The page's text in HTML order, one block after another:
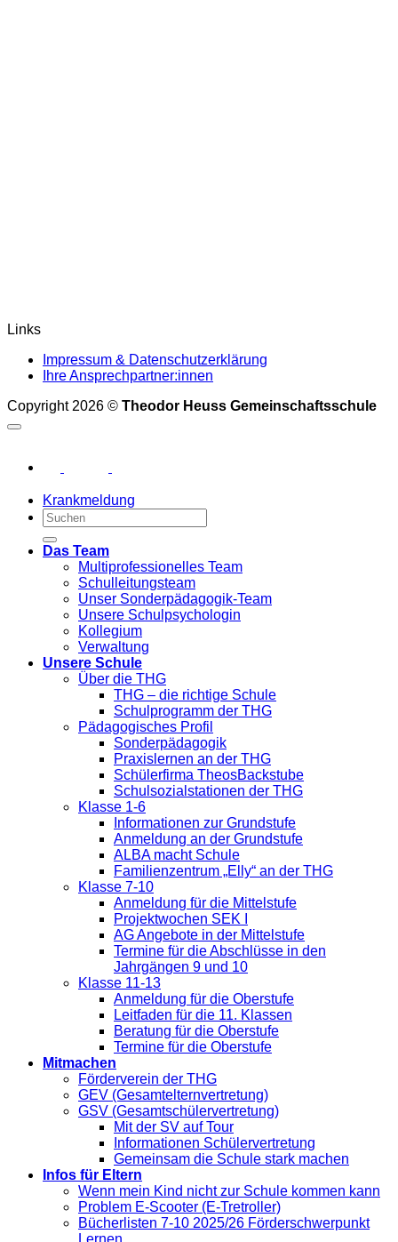
Links
Impressum & Datenschutzerklärung
Ihre Ansprechpartner:innen
Copyright 2026 © Theodor Heuss Gemeinschaftsschule
Krankmeldung
Das Team
Multiprofessionelles Team
Schulleitungsteam
Unser Sonderpädagogik-Team
Unsere Schulpsychologin
Kollegium
Verwaltung
Unsere Schule
Über die THG
THG – die richtige Schule
Schulprogramm der THG
Pädagogisches Profil
Sonderpädagogik
Praxislernen an der THG
Schülerfirma TheosBackstube
Schulsozialstationen der THG
Klasse 1-6
Informationen zur Grundstufe
Anmeldung an der Grundstufe
ALBA macht Schule
Familienzentrum „Elly“ an der THG
Klasse 7-10
Anmeldung für die Mittelstufe
Projektwochen SEK I
AG Angebote in der Mittelstufe
Termine für die Abschlüsse in den
Jahrgängen 9 und 10
Klasse 11-13
Anmeldung für die Oberstufe
Leitfaden für die 11. Klassen
Beratung für die Oberstufe
Termine für die Oberstufe
Mitmachen
Förderverein der THG
GEV (Gesamtelternvertretung)
GSV (Gesamtschülervertretung)
Mit der SV auf Tour
Informationen Schülervertretung
Gemeinsam die Schule stark machen
Infos für Eltern
Wenn mein Kind nicht zur Schule kommen kann
Problem E-Scooter (E-Tretroller)
Bücherlisten 7-10 2025/26 Förderschwerpunkt
Lernen